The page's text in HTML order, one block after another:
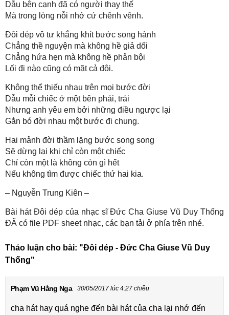
Dẫu bên cạnh đã có người thay thế
Mà trong lòng nỗi nhớ cứ chênh vênh.
Đôi dép vô tư khắng khít bước song hành
Chẳng thề nguyện mà không hề giả dối
Chẳng hứa hẹn mà không hề phản bội
Lối đi nào cũng có mặt cả đôi.
Không thể thiếu nhau trên mọi bước đời
Dẫu mỗi chiếc ở một bên phải, trái
Nhưng anh yêu em bởi những điều ngược lại
Gắn bó đời nhau một bước đi chung.
Hai mảnh đời thầm lặng bước song song
Sẽ dừng lại khi chỉ còn một chiếc
Chỉ còn một là không còn gì hết
Nếu không tìm được chiếc thứ hai kia.
– Nguyễn Trung Kiên –
Bài hát Đôi dép của nhạc sĩ Đức Cha Giuse Vũ Duy Thống
ĐÃ có file PDF sheet nhạc, các bạn tải ở phía trên nhé.
Thảo luận cho bài: "Đôi dép - Đức Cha Giuse Vũ Duy
Thống"
Phạm Vũ Hằng Nga 30/05/2017 lúc 4:27 chiều
cha hát hay quá nghe đến bài hát của cha lại nhớ đến